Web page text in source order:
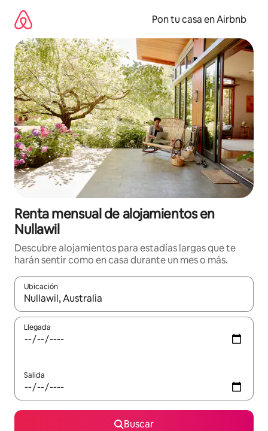
contenido
Pon tu casa en Airbnb
Renta mensual de alojamientos en
Nullawil
Descubre alojamientos para estadías largas que te
harán sentir como en casa durante un mes o más.
Ubicación
Cuando los resultados estén disponibles, navega con las
Llegada
Salida
Buscar